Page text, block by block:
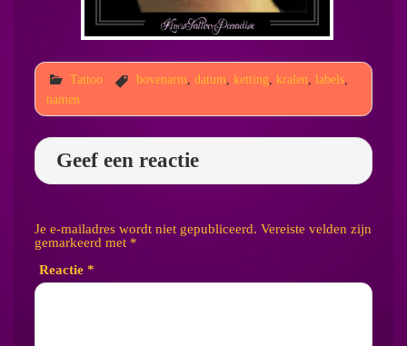
Tattoo bovenarm datum ketting kralen labels,
namen
Geef een reactie
Je e-mailadres wordt niet gepubliceerd. Vereiste velden zijn
gemarkeerd met *
Reactie *